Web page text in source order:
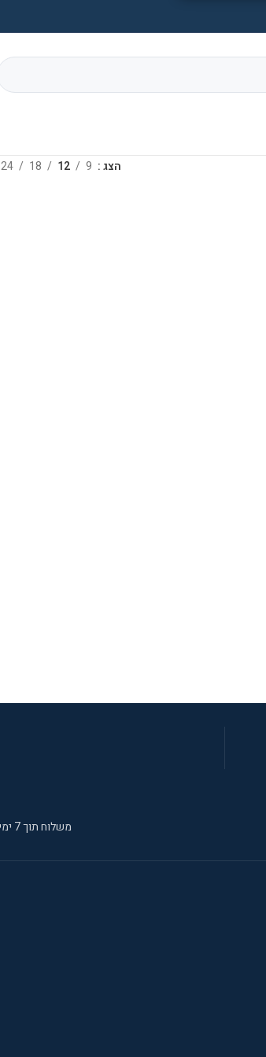
הצג 9
12
18
24
משלוח תוך 7 ימי עסקים למעט לאזורים מרוחקים ומחוץ לקו הירוק